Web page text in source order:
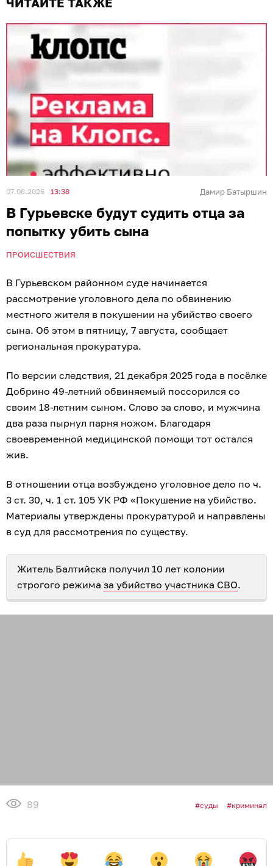
07.08.2026 13:38 Дамир Батыршин
В Гурьевске будут судить отца за
попытку убить сына
ПРОИСШЕСТВИЯ
В Гурьевском районном суде начинается
рассмотрение уголовного дела по обвинению
местного жителя в покушении на убийство своего
сына. Об этом в пятницу, 7 августа, сообщает
региональная прокуратура.
По версии следствия, 21 декабря 2025 года в посёлке
Добрино 49-летний обвиняемый поссорился со
своим 18-летним сыном. Слово за слово, и мужчина
два раза пырнул парня ножом. Благодаря
своевременной медицинской помощи тот остался
жив.
В отношении отца возбуждено уголовное дело по ч.
3 ст. 30, ч. 1 ст. 105 УК РФ «Покушение на убийство.
Материалы утверждены прокуратурой и направлены
в суд для рассмотрения по существу.
Житель Балтийска получил 10 лет колонии
строгого режима за убийство участника СВО.
89 суды криминал